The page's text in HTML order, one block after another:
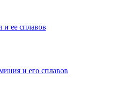
и ее сплавов
и его сплавов